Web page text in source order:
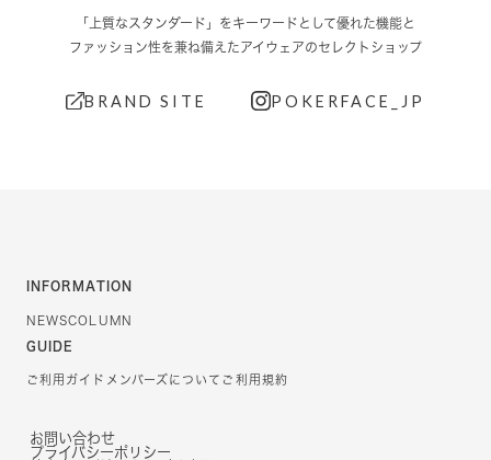
「上質なスタンダード」をキーワードとして優れた機能と
ファッション性を兼ね備えたアイウェアのセレクトショップ
BRAND SITE POKERFACE_JP
INFORMATION
NEWSCOLUMN
GUIDE
ご利用ガイド メンバーズについて ご利用規約
お問い合わせ
プライバシーポリシー